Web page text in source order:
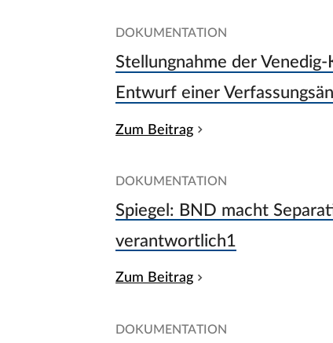
DOKUMENTATION
Stellungnahme der
Entwurf einer
Zum Beitrag
DOKUMENTATION
Spiegel: BND macht
verantwortlich1
Zum Beitrag
DOKUMENTATION